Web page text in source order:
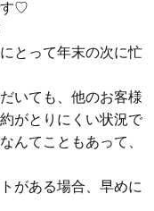
す♡
とって年末の次に忙
いても、他のお客様
がとりにくい状況で
んてこともあって、
がある場合、早めに